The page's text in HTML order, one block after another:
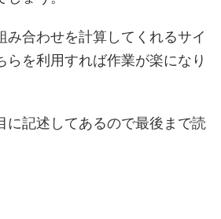
み合わせを計算してくれるサイ
らを利用すれば作業が楽になり
に記述してあるので最後まで読